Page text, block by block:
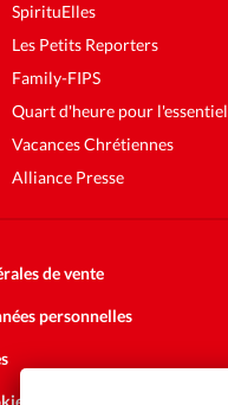
SpirituElles
Les Petits Reporters
Family-FIPS
Quart d'heure pour l'essentiel
Vacances Chrétiennes
Alliance Presse
de vente
personnelles